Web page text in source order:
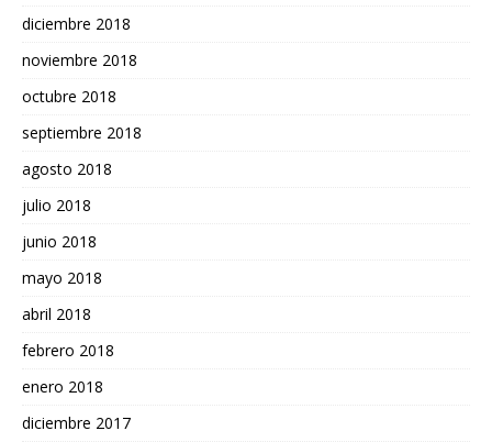
diciembre 2018
noviembre 2018
octubre 2018
septiembre 2018
agosto 2018
julio 2018
junio 2018
mayo 2018
abril 2018
febrero 2018
enero 2018
diciembre 2017